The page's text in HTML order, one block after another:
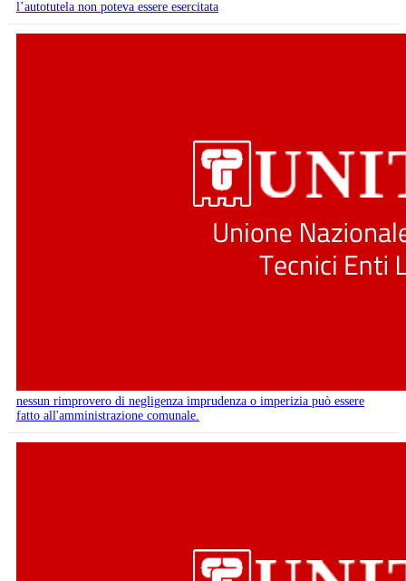
l’autotutela non poteva essere esercitata
nessun rimprovero di negligenza imprudenza o imperizia può essere
fatto all'amministrazione comunale.